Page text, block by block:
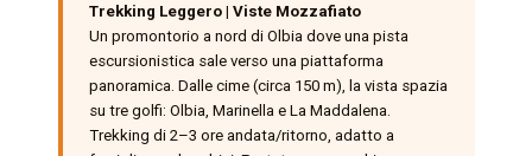
Trekking Leggero | Viste Mozzafiato
Un promontorio a nord di Olbia dove una pista
escursionistica sale verso una piattaforma
panoramica. Dalle cime (circa 150 m), la vista spazia
su tre golfi: Olbia, Marinella e La Maddalena.
Trekking di 2–3 ore andata/ritorno, adatto a